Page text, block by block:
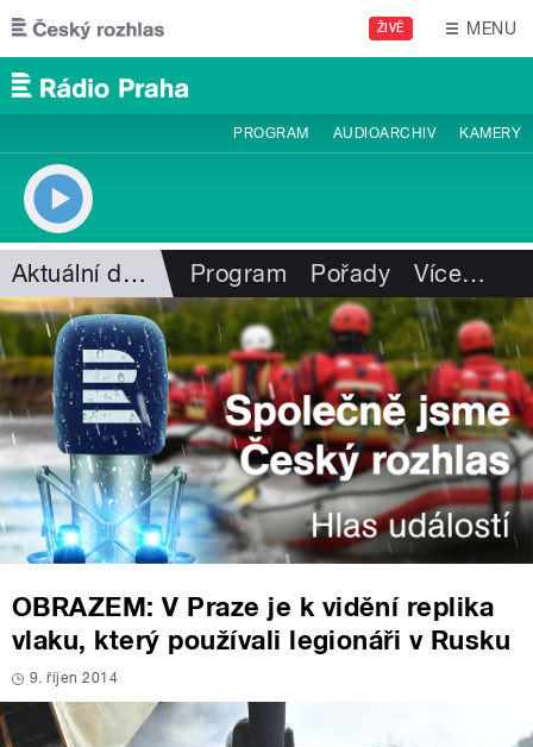
Přejít k hlavnímu obsahu
ŽIVĚ MENU
PROGRAM AUDIOARCHIV KAMERY
Aktuální dění Program Pořady Více…
OBRAZEM: V Praze je k vidění replika
vlaku, který používali legionáři v Rusku
9. říjen 2014